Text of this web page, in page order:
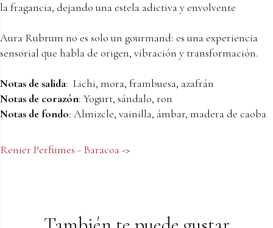
la fragancia, dejando una estela adictiva y envolvente
Aura Rubrum no es solo un gourmand: es una experiencia
sensorial que habla de origen, vibración y transformación.
Notas de salida: Lichi, mora, frambuesa, azafrán
Notas de corazón: Yogurt, sándalo, ron
Notas de fondo: Almizcle, vainilla, ámbar, madera de caoba
Renier Perfumes - Baracoa->